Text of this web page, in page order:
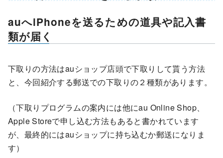
auへiPhoneを送るための道具や記入書
類が届く
下取りの方法はauショップ店頭で下取りして貰う方法
と、今回紹介する郵送での下取りの２種類があります。
（下取りプログラムの案内には他にau Online Shop、
Apple Storeで申し込む方法もあると書かれています
が、最終的にはauショップに持ち込むか郵送になりま
す）